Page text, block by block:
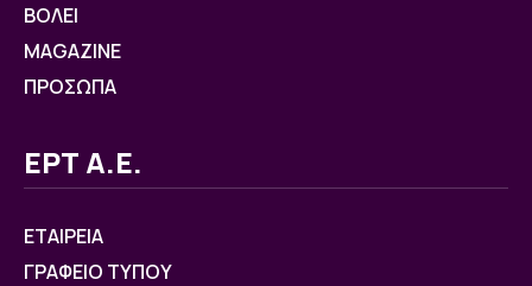
ΒOΛΕΙ
MAGAZINE
ΠΡΟΣΩΠΑ
ΕΡΤ Α.Ε.
ΕΤΑΙΡΕΙΑ
ΓΡΑΦΕΙΟ ΤΥΠΟΥ